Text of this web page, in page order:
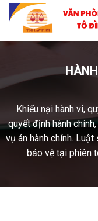
Khiếu nại hành vi,
quyết định hành
vụ án hành chính.
bảo vệ tại phiên